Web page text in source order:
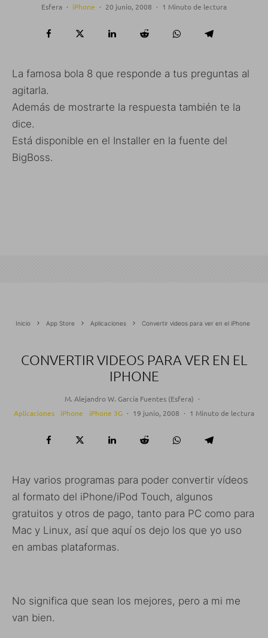
Esfera · iPhone · 20 junio, 2008 · 1 Minuto de lectura
La famosa bola 8 que responde a tus preguntas al
agitarla.
Además de mostrarte la respuesta también te la
dice.
Está disponible en el Installer en la fuente del
BigBoss.
Inicio App Store Aplicaciones Convertir videos para ver en el iPhone
CONVERTIR VIDEOS PARA VER EN EL
IPHONE
M. Alejandro W. García Fuentes (Esfera) ·
Aplicaciones
iPhone iPhone 3G · 19 junio, 2008 · 1 Minuto de lectura
Hay varios programas para poder convertir vídeos
al formato del iPhone/iPod Touch, algunos
gratuitos y otros de pago, tanto para PC como para
Mac y Linux, así que aquí os dejo los que yo uso
en ambas plataformas.
No significa que sean los mejores, pero a mi me
van bien.